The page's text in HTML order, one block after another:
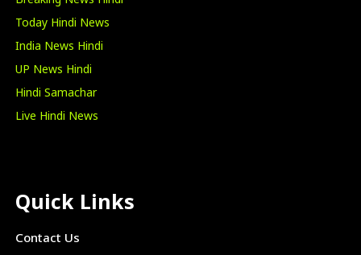
Today Hindi News
India News Hindi
UP News Hindi
Hindi Samachar
Live Hindi News
Quick Links
Contact Us